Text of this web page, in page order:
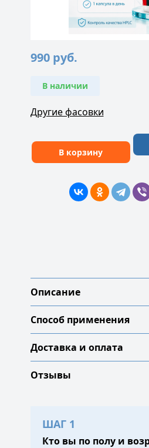
990 руб.
В наличии
Другие фасовки
В корзину
Описание
Способ применения
Доставка и оплата
Отзывы
ШАГ 1
Кто вы по полу и